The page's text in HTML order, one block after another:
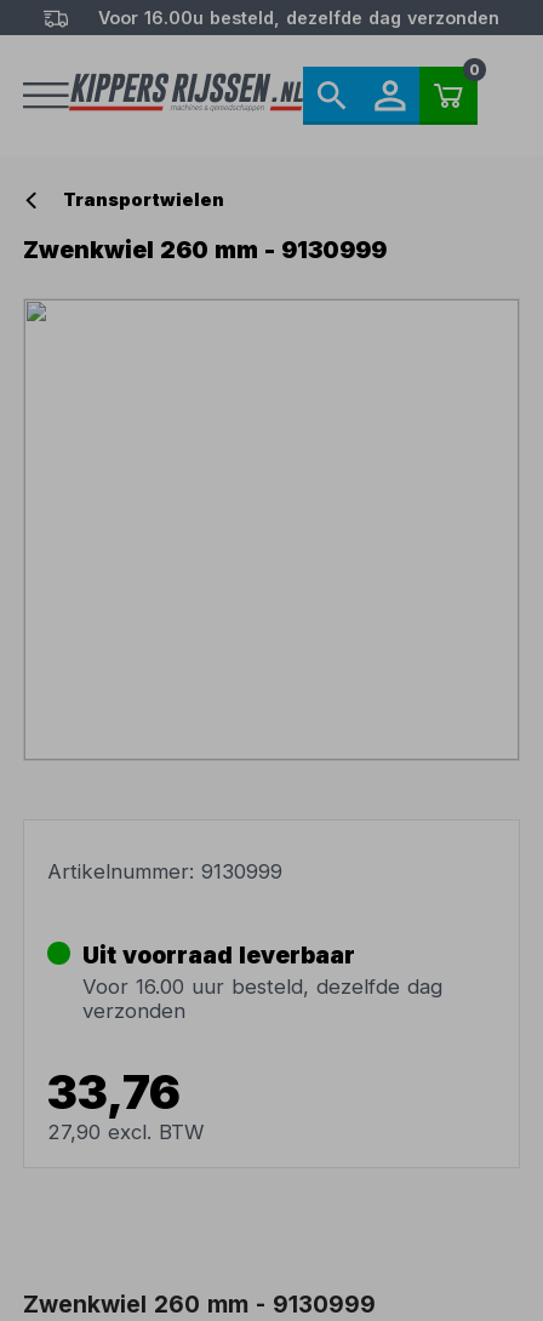
Voor 16.00u besteld, dezelfde dag verzonden
0
Transportwielen
Zwenkwiel 260 mm - 9130999
Artikelnummer:9130999
Uit voorraad leverbaar
Voor 16.00 uur besteld, dezelfde dag
verzonden
33,76
27,90 excl. BTW
Zwenkwiel 260 mm - 9130999